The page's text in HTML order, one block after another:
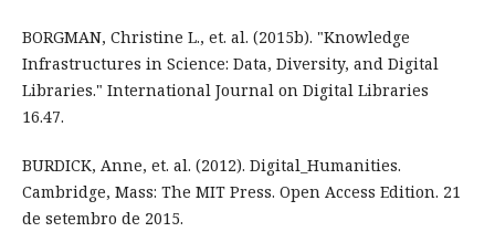
BORGMAN, Christine L., et. al. (2015b). "Knowledge
Infrastructures in Science: Data, Diversity, and Digital
Libraries." International Journal on Digital Libraries
16.47.
BURDICK, Anne, et. al. (2012). Digital_Humanities.
Cambridge, Mass: The MIT Press. Open Access Edition. 21
de setembro de 2015.